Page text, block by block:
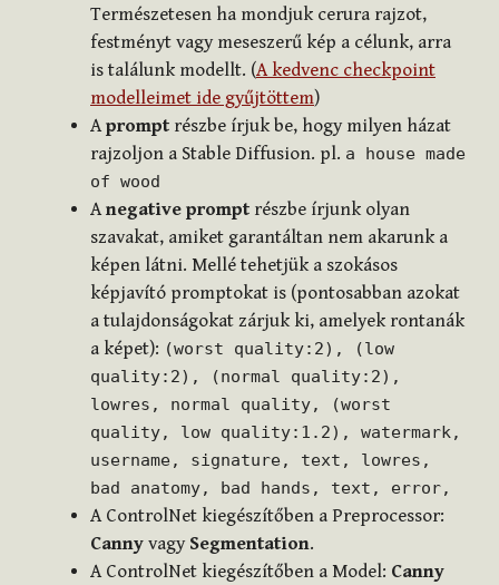
Természetesen ha mondjuk cerura rajzot,
festményt vagy meseszerű kép a célunk, arra
is találunk modellt. (A kedvenc checkpoint
modelleimet ide gyűjtöttem)
Aprompt részbe írjuk be, hogy milyen házat
rajzoljon a Stable Diffusion. pl. a house made
of wood
Anegative prompt részbe írjunk olyan
szavakat, amiket garantáltan nem akarunk a
képen látni. Mellé tehetjük a szokásos
képjavító promptokat is (pontosabban azokat
a tulajdonságokat zárjuk ki, amelyek rontanák
a képet): (worst quality:2), (low
quality:2), (normal quality:2),
lowres, normal quality, (worst
quality, low quality:1.2), watermark,
username, signature, text, lowres,
bad anatomy, bad hands, text, error,
A ControlNet kiegészítőben a Preprocessor:
Canny vagy Segmentation.
A ControlNet kiegészítőben a Model: Canny